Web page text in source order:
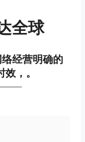
全球
经营明确的
，。